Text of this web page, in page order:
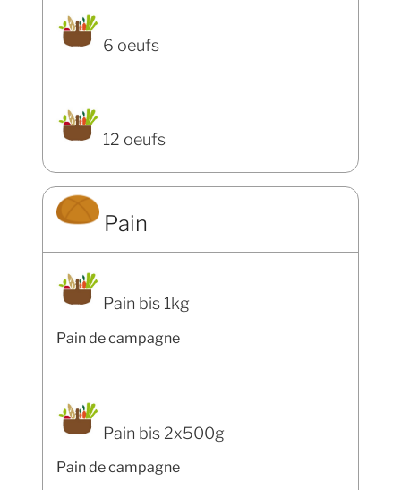
6 oeufs
12 oeufs
Pain
Pain bis 1kg
Pain de campagne
Pain bis 2x500g
Pain de campagne